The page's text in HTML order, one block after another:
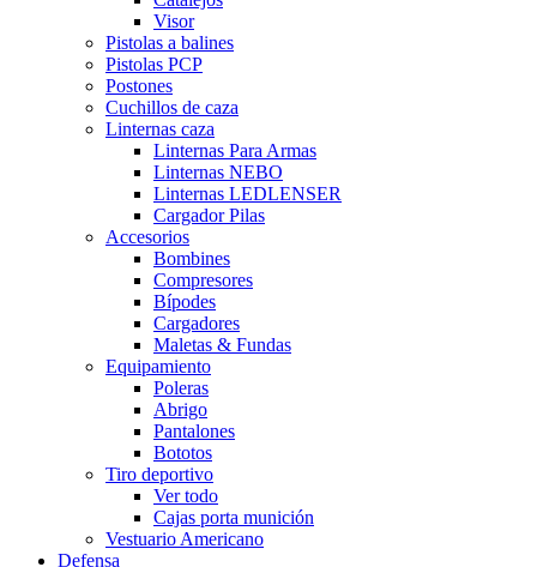
Visor
Pistolas a balines
Pistolas PCP
Postones
Cuchillos de caza
Linternas caza
Linternas Para Armas
Linternas NEBO
Linternas LEDLENSER
Cargador Pilas
Accesorios
Bombines
Compresores
Bípodes
Cargadores
Maletas & Fundas
Equipamiento
Poleras
Abrigo
Pantalones
Bototos
Tiro deportivo
Ver todo
Cajas porta munición
Vestuario Americano
Defensa